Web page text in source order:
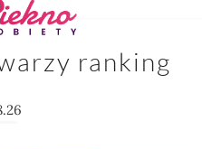
ranking